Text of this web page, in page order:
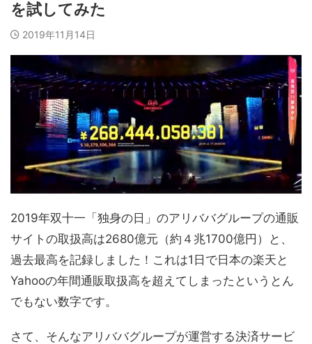
を試してみた
2019年11月14日
2019年双十一「独身の日」のアリババグループの通販
サイトの取扱高は2680億元（約４兆1700億円）と、
過去最高を記録しました！これは1日で日本の楽天と
Yahooの年間通販取扱高を超えてしまったというとん
でもない数字です。
さて、そんなアリババグループが運営する決済サービ